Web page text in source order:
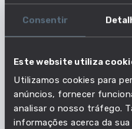
Consentir
Este website utiliza
Utilizamos cookies para
anúncios, fornecer
analisar o nosso tráfego.
informações acerca da
O agricultor e o
agricultura e produção
orientados para o
assim como com a
produção de produtos de
distribuição a grossistas
mercados.